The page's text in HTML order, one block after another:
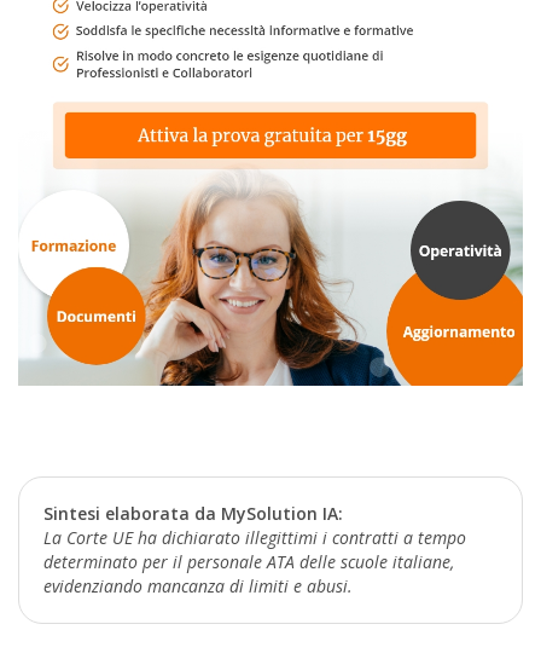
Sintesi elaborata da MySolution IA:
La Corte UE ha dichiarato illegittimi i contratti a tempo
determinato per il personale ATA delle scuole italiane,
evidenziando mancanza di limiti e abusi.